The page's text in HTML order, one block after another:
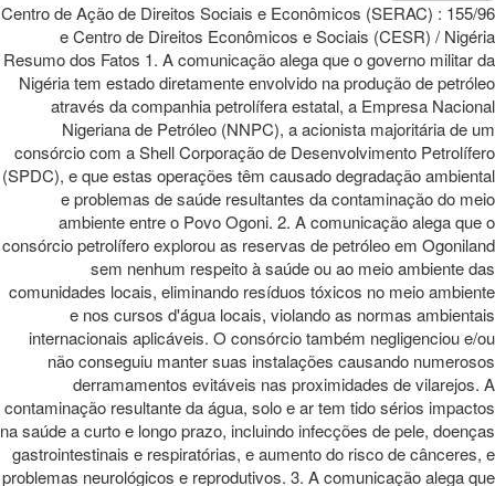
155/96 : Centro de Ação de Direitos Sociais e Econômicos (SERAC)
e Centro de Direitos Econômicos e Sociais (CESR) / Nigéria
Resumo dos Fatos 1. A comunicação alega que o governo militar da
Nigéria tem estado diretamente envolvido na produção de petróleo
através da companhia petrolífera estatal, a Empresa Nacional
Nigeriana de Petróleo (NNPC), a acionista majoritária de um
consórcio com a Shell Corporação de Desenvolvimento Petrolífero
(SPDC), e que estas operações têm causado degradação ambiental
e problemas de saúde resultantes da contaminação do meio
ambiente entre o Povo Ogoni. 2. A comunicação alega que o
consórcio petrolífero explorou as reservas de petróleo em Ogoniland
sem nenhum respeito à saúde ou ao meio ambiente das
comunidades locais, eliminando resíduos tóxicos no meio ambiente
e nos cursos d'água locais, violando as normas ambientais
internacionais aplicáveis. O consórcio também negligenciou e/ou
não conseguiu manter suas instalações causando numerosos
derramamentos evitáveis nas proximidades de vilarejos. A
contaminação resultante da água, solo e ar tem tido sérios impactos
na saúde a curto e longo prazo, incluindo infecções de pele, doenças
gastrointestinais e respiratórias, e aumento do risco de cânceres, e
problemas neurológicos e reprodutivos. 3. A comunicação alega que